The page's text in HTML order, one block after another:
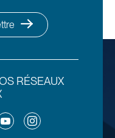
RÉSEAUX
Instagram